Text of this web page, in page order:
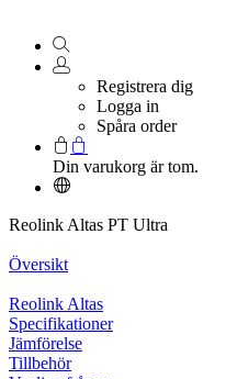
Registrera dig
Logga in
Spåra order
Din varukorg är tom.
Reolink Altas PT Ultra
Översikt
Reolink Altas
Specifikationer
Jämförelse
Tillbehör